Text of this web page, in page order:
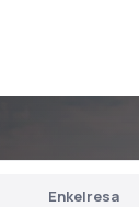
Enkelresa